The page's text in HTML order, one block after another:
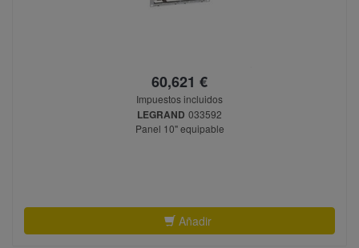
60,621 €
Impuestos incluidos
LEGRAND 033592
Panel 10" equipable
Añadir